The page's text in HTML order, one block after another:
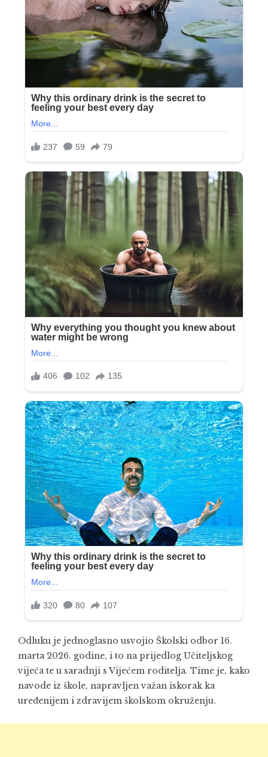
Odluku je jednoglasno usvojio Školski odbor 16.
marta 2026. godine, i to na prijedlog Učiteljskog
vijeća te u saradnji s Vijećem roditelja. Time je, kako
navode iz škole, napravljen važan iskorak ka
uređenijem i zdravijem školskom okruženju.